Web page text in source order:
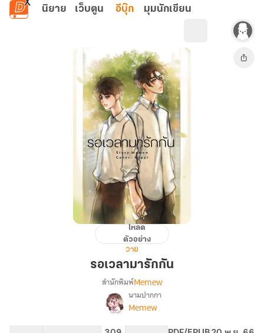
ข้ามไปยังเนื้อหาหลัก
นิยาย เว็บตูน อีบุ๊ก มุมนักเขียน
โหลด
ตัวอย่าง
วาย
รอเวลามารักกัน
เรื่อง
รอ
สำนักพิมพ์Memew
นามปากกา
Memew